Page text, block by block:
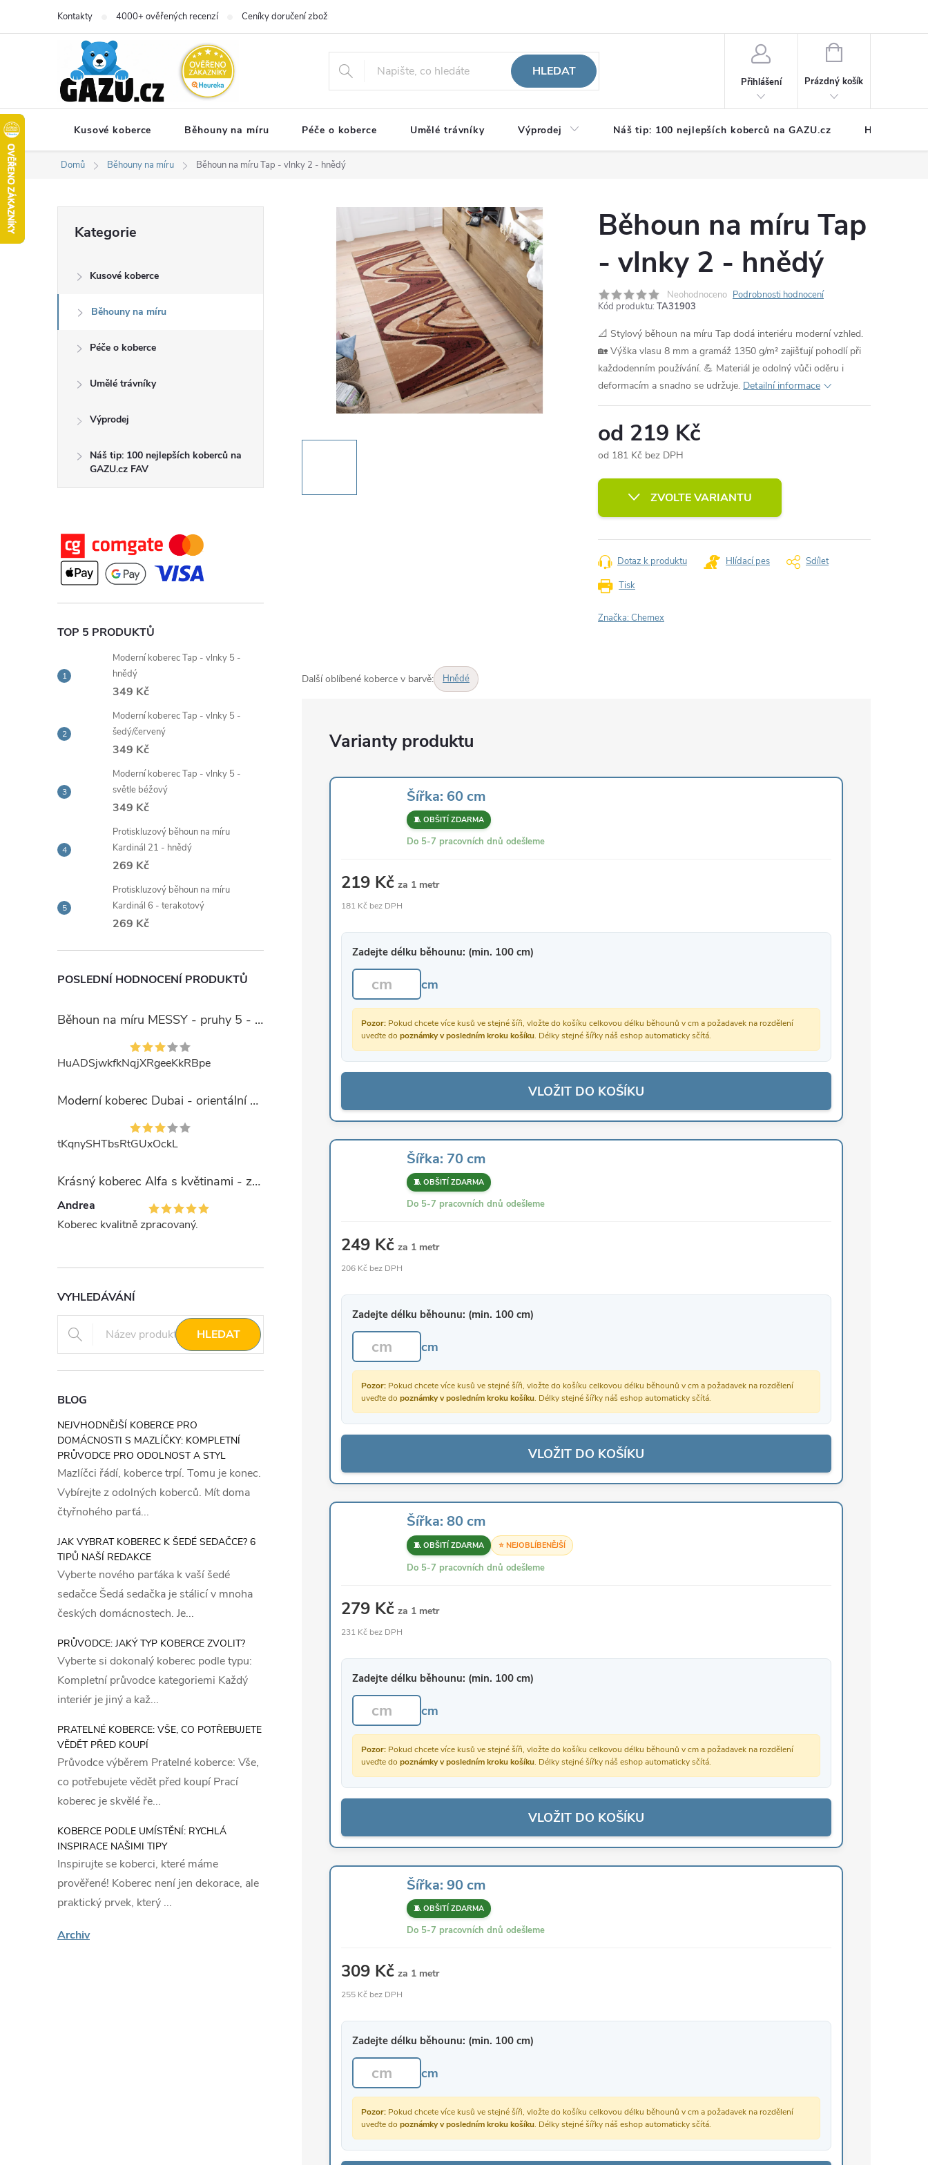
Kontakty 4000+ ověřených recenzí Ceníky doručení zboží
HLEDAT
Přihlášení
NÁKUPNÍ
Prázdný košík
Kusové koberce Běhouny na míru Péče o koberce Umělé trávníky Výprodej Náš tip: 100 nejlepších koberců na GAZU.cz Hodnocení
Domů Běhouny na míru Běhoun na míru Tap - vlnky 2 - hnědý
s
t
í
p
a
n
e
l
kategorie
Kategorie
Kusové koberce
Běhouny na míru
Péče o koberce
Umělé trávníky
Výprodej
Náš tip: 100 nejlepších koberců na
GAZU.cz FAV
TOP 5 PRODUKTŮ
Moderní koberec Tap - vlnky 5 -
hnědý
349 Kč
Moderní koberec Tap - vlnky 5 -
šedý/červený
349 Kč
Moderní koberec Tap - vlnky 5 -
světle béžový
349 Kč
Protiskluzový běhoun na míru
Kardinál 21 - hnědý
269 Kč
Protiskluzový běhoun na míru
Kardinál 6 - terakotový
269 Kč
POSLEDNÍ HODNOCENÍ PRODUKTŮ
Běhoun na míru MESSY - pruhy 5 - béžový
HuADSjwkfkNqjXRgeeKkRBpe
Moderní koberec Dubai - orientální 6 - červený
tKqnySHTbsRtGUxOckL
Krásný koberec Alfa s květinami - zelený
Andrea
Koberec kvalitně zpracovaný.
VYHLEDÁVÁNÍ
HLEDAT
BLOG
NEJVHODNĚJŠÍ KOBERCE PRO
DOMÁCNOSTI S MAZLÍČKY: KOMPLETNÍ
PRŮVODCE PRO ODOLNOST A STYL
Mazlíčci řádí, koberce trpí. Tomu je konec.
Vybírejte z odolných koberců. Mít doma
čtyřnohého parťá...
JAK VYBRAT KOBEREC K ŠEDÉ SEDAČCE? 6
TIPŮ NAŠÍ REDAKCE
Vyberte nového parťáka k vaší šedé
sedačce Šedá sedačka je stálicí v mnoha
českých domácnostech. Je...
PRŮVODCE: JAKÝ TYP KOBERCE ZVOLIT?
Vyberte si dokonalý koberec podle typu:
Kompletní průvodce kategoriemi Každý
interiér je jiný a kaž...
PRATELNÉ KOBERCE: VŠE, CO POTŘEBUJETE
VĚDĚT PŘED KOUPÍ
Průvodce výběrem Pratelné koberce: Vše,
co potřebujete vědět před koupí Prací
koberec je skvělé ře...
KOBERCE PODLE UMÍSTĚNÍ: RYCHLÁ
INSPIRACE NAŠIMI TIPY
Inspirujte se koberci, které máme
prověřené! Koberec není jen dekorace, ale
praktický prvek, který ...
Archiv
Běhoun na míru Tap
- vlnky 2 - hnědý
Neohodnoceno Podrobnosti hodnocení
Kód produktu: TA31903
📐 Stylový běhoun na míru Tap dodá interiéru moderní vzhled.
🏡 Výška vlasu 8 mm a gramáž 1350 g/m² zajišťují pohodlí při
každodenním používání. 💪 Materiál je odolný vůči oděru i
deformacím a snadno se udržuje. Detailní informace
od 219 Kč
od 181 Kč bez DPH
cena:
ZVOLTE VARIANTU
Tisk
Dotaz k produktu Hlídací pes Sdílet
Značka:Chemex
Další oblíbené koberce v barvě: Hnědé
Šířka: 60 cm
🧵 OBŠITÍ ZDARMA
Do 5-7 pracovních dnů odešleme
219 Kč za 1 metr
181 Kč bez DPH
Zadejte délku běhounu: (min. 100 cm)
cm
Pozor: Pokud chcete více kusů ve stejné šíři, vložte do košíku celkovou délku běhounů v cm a požadavek na rozdělení
uveďte do poznámky v posledním kroku košíku. Délky stejné šířky náš eshop automaticky sčítá.
VLOŽIT DO KOŠÍKU
Šířka: 70 cm
🧵 OBŠITÍ ZDARMA
Do 5-7 pracovních dnů odešleme
249 Kč za 1 metr
206 Kč bez DPH
Zadejte délku běhounu: (min. 100 cm)
cm
Pozor: Pokud chcete více kusů ve stejné šíři, vložte do košíku celkovou délku běhounů v cm a požadavek na rozdělení
uveďte do poznámky v posledním kroku košíku. Délky stejné šířky náš eshop automaticky sčítá.
VLOŽIT DO KOŠÍKU
Šířka: 80 cm
🧵 OBŠITÍ ZDARMA ⭐ NEJOBLÍBENĚJŠÍ
Do 5-7 pracovních dnů odešleme
279 Kč za 1 metr
231 Kč bez DPH
Zadejte délku běhounu: (min. 100 cm)
cm
Pozor: Pokud chcete více kusů ve stejné šíři, vložte do košíku celkovou délku běhounů v cm a požadavek na rozdělení
uveďte do poznámky v posledním kroku košíku. Délky stejné šířky náš eshop automaticky sčítá.
VLOŽIT DO KOŠÍKU
Šířka: 90 cm
🧵 OBŠITÍ ZDARMA
Do 5-7 pracovních dnů odešleme
309 Kč za 1 metr
255 Kč bez DPH
Zadejte délku běhounu: (min. 100 cm)
cm
Pozor: Pokud chcete více kusů ve stejné šíři, vložte do košíku celkovou délku běhounů v cm a požadavek na rozdělení
uveďte do poznámky v posledním kroku košíku. Délky stejné šířky náš eshop automaticky sčítá.